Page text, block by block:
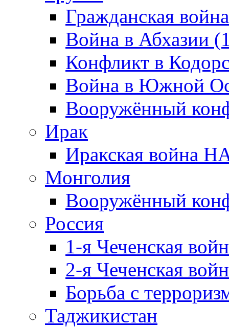
Гражданская
Война в Абхазии
Конфликт в
Война в Южной
Вооружённый
Ирак
Иракская война
Монголия
Вооружённый
Россия
1-я Чеченская
2-я Чеченская
Борьба с
Таджикистан